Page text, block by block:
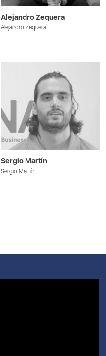
Alejandro Zequera
Alejandro Zequera
Sergio Martín
Sergio Martín